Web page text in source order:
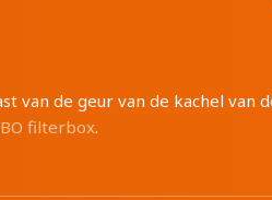
van de geur van de kachel van
filterbox.